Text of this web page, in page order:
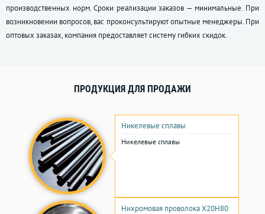
производственных норм. Сроки реализации заказов — минимальные. При
возникновении вопросов, вас проконсультируют опытные менеджеры. При
оптовых заказах, компания предоставляет систему гибких скидок.
ПРОДУКЦИЯ ДЛЯ ПРОДАЖИ
Никелевые сплавы
Никелевые сплавы
Нихромовая проволока Х20Н80